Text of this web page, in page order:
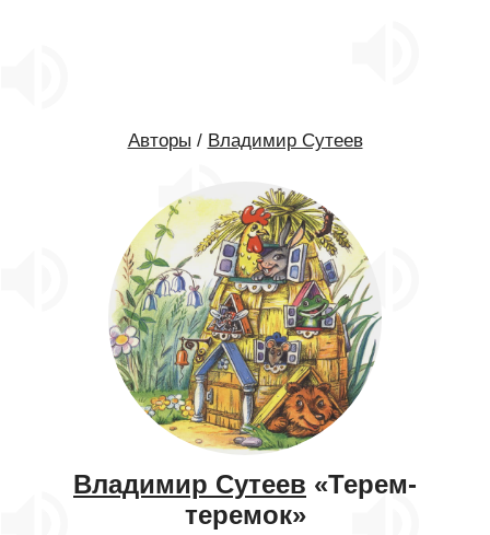
Авторы / Владимир Сутеев
Владимир Сутеев «Терем-
теремок»